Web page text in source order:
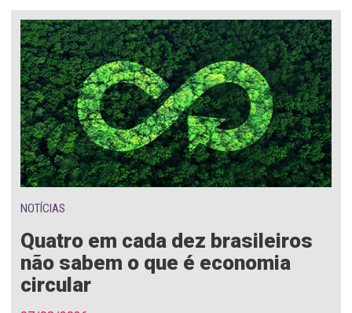
NOTÍCIAS
Quatro em cada dez brasileiros
não sabem o que é economia
circular